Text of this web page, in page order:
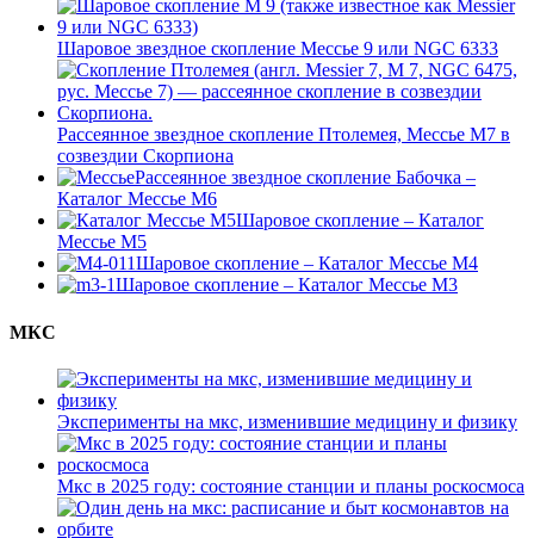
Шаровое звездное скопление Мессье 9 или NGC 6333
Рассеянное звездное скопление Птолемея, Мессье М7 в
созвездии Скорпиона
Рассеянное звездное скопление Бабочка –
Каталог Мессье М6
Шаровое скопление – Каталог
Мессье М5
Шаровое скопление – Каталог Мессье М4
Шаровое скопление – Каталог Мессье М3
МКС
Эксперименты на мкс, изменившие медицину и физику
Мкс в 2025 году: состояние станции и планы роскосмоса